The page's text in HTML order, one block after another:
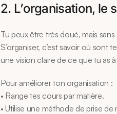
2. L’organisation, le
Tu peux être très doué, mais
S’organiser, c’est savoir où sont
une vision claire de ce que tu as
Pour améliorer ton organisation :
• Range tes cours par matière.
• Utilise une méthode de prise de